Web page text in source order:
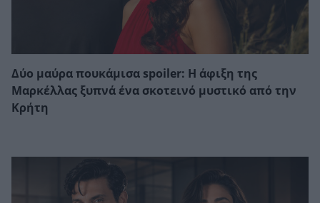
Δύο μαύρα πουκάμισα spoiler: Η άφιξη της
Μαρκέλλας ξυπνά ένα σκοτεινό μυστικό από την
Κρήτη